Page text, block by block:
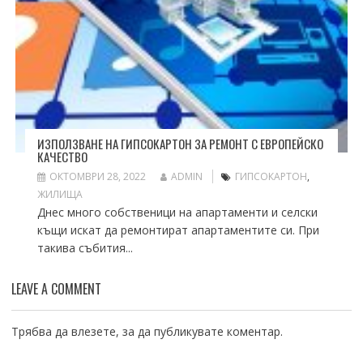
ИЗПОЛЗВАНЕ НА ГИПСОКАРТОН ЗА РЕМОНТ С ЕВРОПЕЙСКО
КАЧЕСТВО
ОКТОМВРИ 28, 2022 ADMIN ГИПСОКАРТОН,
ЖИЛИЩА
Днес много собственици на апартаменти и селски
къщи искат да ремонтират апартаментите си. При
такива събития...
LEAVE A COMMENT
Трябва да влезете, за да публикувате коментар.